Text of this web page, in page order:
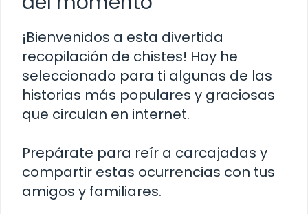
¡Bienvenidos a esta divertida
recopilación de chistes! Hoy he
seleccionado para ti algunas de las
historias más populares y graciosas
que circulan en internet.
Prepárate para reír a carcajadas y
compartir estas ocurrencias con tus
amigos y familiares.